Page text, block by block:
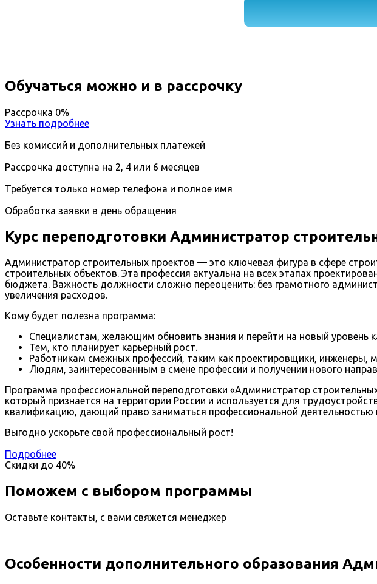
Обучаться можно и в рассрочку
Рассрочка 0%
Узнать подробнее
Без комиссий и дополнительных платежей
Рассрочка доступна на 2, 4 или 6 месяцев
Требуется только номер телефона и полное имя
Обработка заявки в день обращения
Курс переподготовки Администратор
Администратор строительных проектов — это ключевая фигура в сфере
строительных объектов. Эта профессия актуальна на всех этапах
бюджета. Важность должности сложно переоценить: без грамотного
увеличения расходов.
Кому будет полезна программа:
Специалистам, желающим обновить знания и перейти на новый уровень
Тем, кто планирует карьерный рост.
Работникам смежных профессий, таким как проектировщики, инженеры,
Людям, заинтересованным в смене профессии и получении нового
Программа профессиональной переподготовки «Администратор
который признается на территории России и используется для
квалификацию, дающий право заниматься профессиональной деятельностью
Выгодно ускорьте свой профессиональный рост!
Подробнее
Скидки до 40%
Поможем с выбором программы
Оставьте контакты, с вами свяжется менеджер
Особенности дополнительного образования